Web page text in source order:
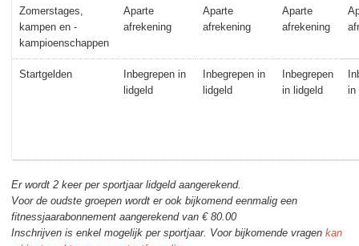
Zomerstages,
kampen en -
kampioenschappen
Aparte
afrekening
Aparte
afrekening
Aparte
afrekening
Startgelden
Inbegrepen in
lidgeld
Inbegrepen in
lidgeld
Inbegrepen
in lidgeld
in
Er wordt 2 keer per sportjaar lidgeld aangerekend.
Voor de oudste groepen wordt er ook bijkomend eenmalig een
fitnessjaarabonnement aangerekend van € 80.00
Inschrijven is enkel mogelijk per sportjaar. Voor bijkomende vragen kan